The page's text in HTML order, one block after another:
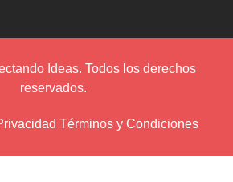
Ideas. Todos los derechos
reservados.
Términos y Condiciones